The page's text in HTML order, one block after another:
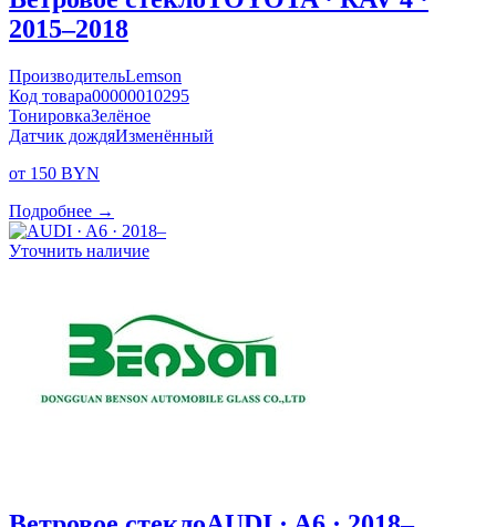
2015–2018
ПроизводительLemson
Код товара00000010295
ТонировкаЗелёное
Датчик дождяИзменённый
от 150 BYN
Подробнее →
Уточнить наличие